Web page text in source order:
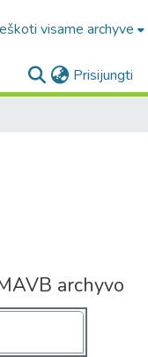
visame archyve
Prisijungti
archyvo